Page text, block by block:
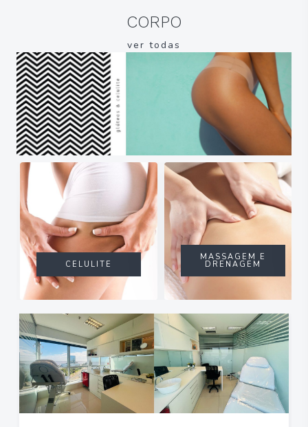
CORPO
ver todas
CELULITE
MASSAGEM E
DRENAGEM